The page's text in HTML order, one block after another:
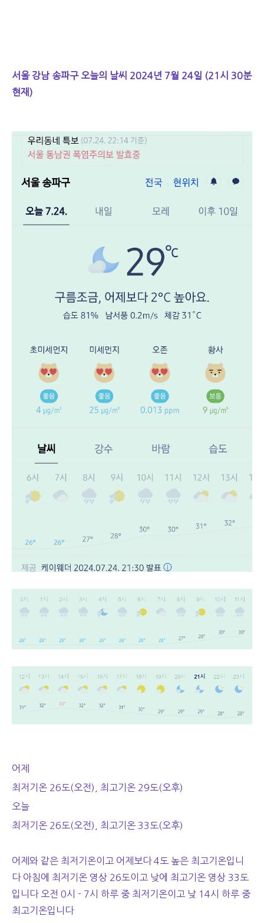
서울 강남 송파구 오늘의 날씨 2024년 7월 24일 (21시 30분
현재)
어제
최저기온 26도(오전), 최고기온 29도(오후)
오늘
최저기온 26도(오전), 최고기온 33도(오후)
어제와 같은 최저기온이고 어제보다 4도 높은 최고기온입니
다 아침에 최저기온 영상 26도이고 낮에 최고기온 영상 33도
입니다 오전 0시 - 7시 하루 중 최저기온이고 낮 14시 하루 중
최고기온입니다